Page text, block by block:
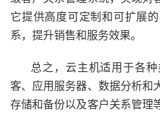
它提供高度可定制和可扩展
系，提升销售和服务效果。
总之，云主机适用于各
客、应用服务器、数据分析和
存储和备份以及客户关系管理